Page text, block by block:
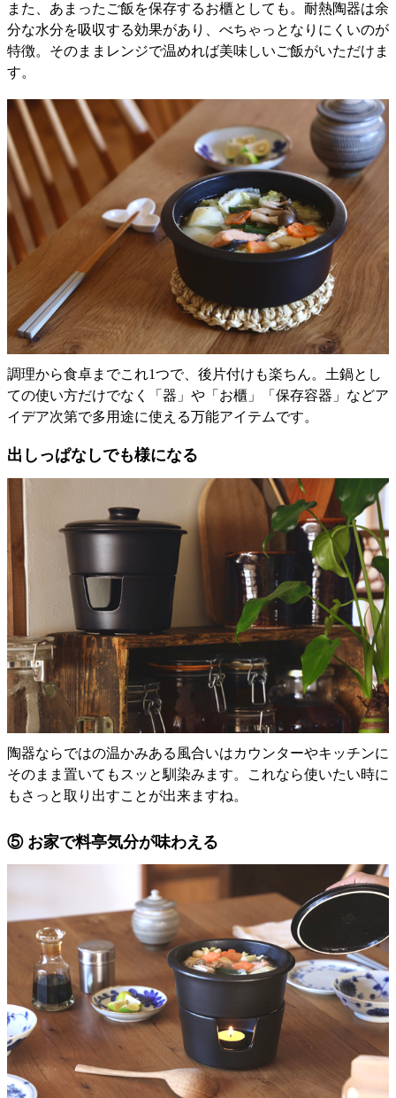
また、あまったご飯を保存するお櫃としても。耐熱陶器は余
分な水分を吸収する効果があり、べちゃっとなりにくいのが
特徴。そのままレンジで温めれば美味しいご飯がいただけま
す。
調理から食卓までこれ1つで、後片付けも楽ちん。土鍋とし
ての使い方だけでなく「器」や「お櫃」「保存容器」などア
イデア次第で多用途に使える万能アイテムです。
出しっぱなしでも様になる
陶器ならではの温かみある風合いはカウンターやキッチンに
そのまま置いてもスッと馴染みます。これなら使いたい時に
もさっと取り出すことが出来ますね。
⑤ お家で料亭気分が味わえる